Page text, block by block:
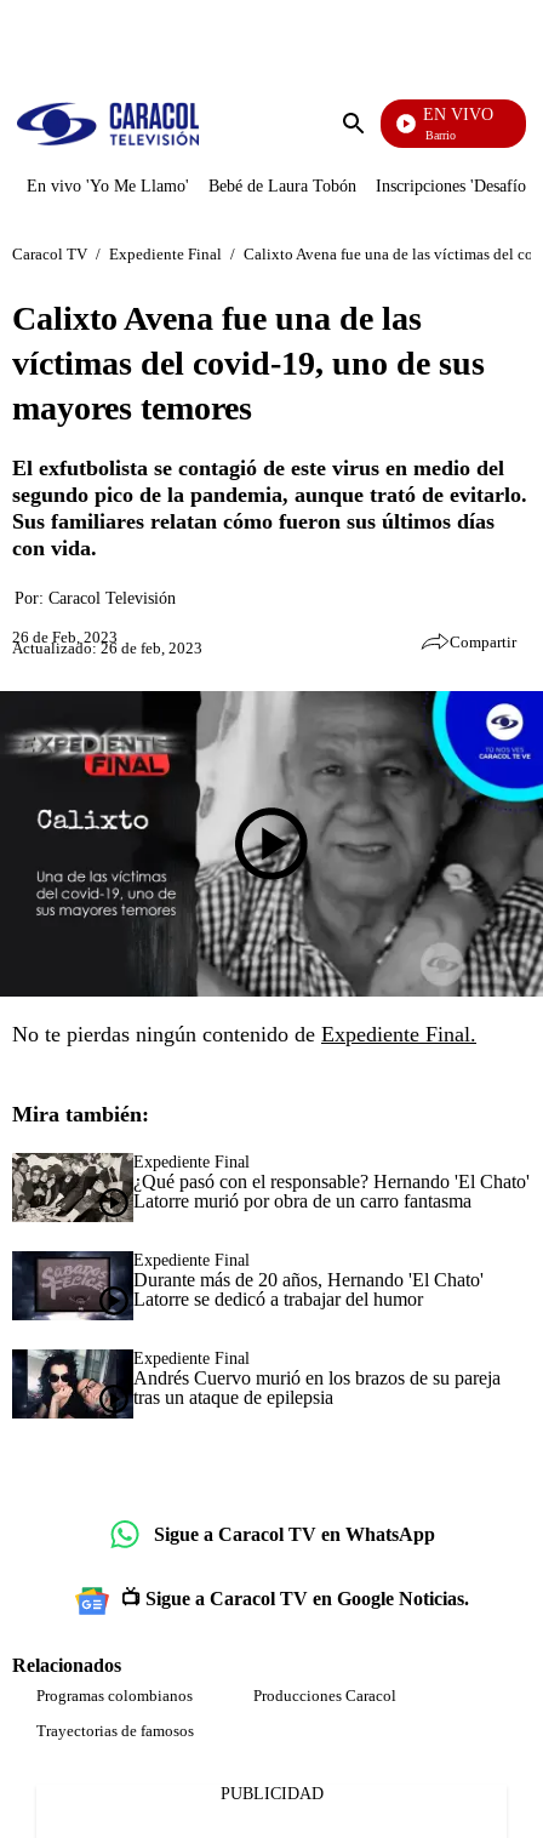
Enviar
EN VIVO
María La Del Barrio
En vivo 'Yo Me Llamo' Bebé de Laura Tobón Inscripciones 'Desafío'
Caracol TV / Expediente Final / Calixto Avena fue una de las víctimas del
Calixto Avena fue una de las
víctimas del covid-19, uno de sus
mayores temores
El exfutbolista se contagió de este virus en medio del
segundo pico de la pandemia, aunque trató de evitarlo.
Sus familiares relatan cómo fueron sus últimos días
con vida.
Por: Caracol Televisión
26 de Feb, 2023
Actualizado: 26 de feb, 2023 Compartir
No te pierdas ningún contenido de Expediente Final.
Mira también:
Expediente Final
¿Qué pasó con el responsable? Hernando 'El Chato'
Latorre murió por obra de un carro fantasma
Expediente Final
Durante más de 20 años, Hernando 'El Chato'
Latorre se dedicó a trabajar del humor
Expediente Final
Andrés Cuervo murió en los brazos de su pareja
tras un ataque de epilepsia
Sigue a Caracol TV en WhatsApp
📺 Sigue a Caracol TV en Google Noticias.
Relacionados
Programas colombianos
Producciones Caracol
Trayectorias de famosos
PUBLICIDAD